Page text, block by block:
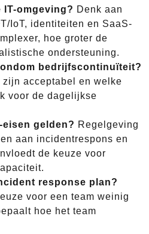
IT-omgeving? Denk aan
IoT, identiteiten en SaaS-
hoe groter de
ondersteuning.
bedrijfscontinuïteit?
acceptabel en welke
voor de dagelijkse
gelden? Regelgeving
aan incidentrespons en
de keuze voor
response plan?
voor een team weinig
hoe het team